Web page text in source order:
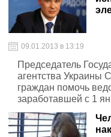
09.01.2013 в 13:19
Председатель
агентства Украины
граждан помочь
заработавшей с 1
карте Украины